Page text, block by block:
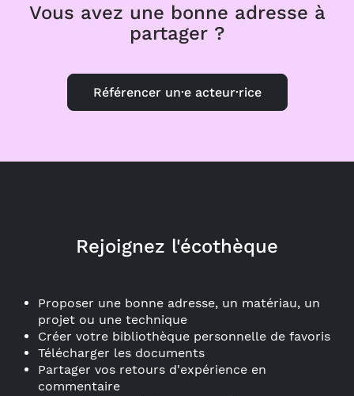
Vous avez une bonne adresse à
partager ?
Référencer un·e acteur·rice
Rejoignez l'écothèque
Proposer une bonne adresse, un matériau, un
projet ou une technique
Créer votre bibliothèque personnelle de favoris
Télécharger les documents
Partager vos retours d'expérience en
commentaire